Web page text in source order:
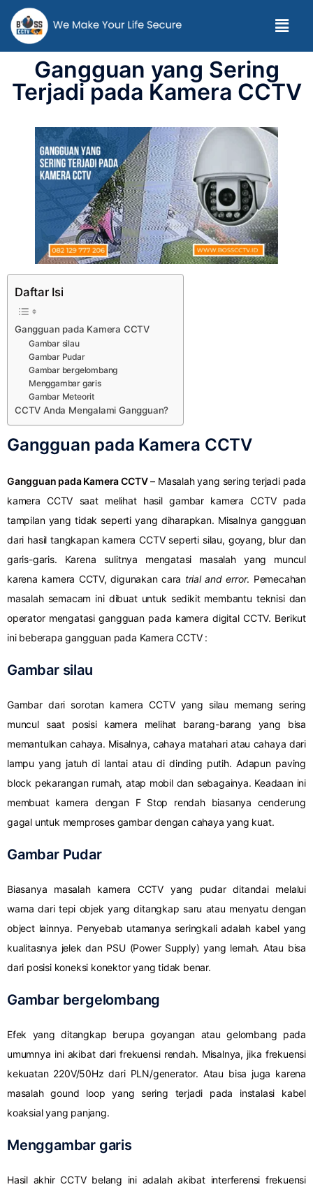
Gangguan yang Sering
Terjadi pada Kamera CCTV
Daftar Isi
Gangguan pada Kamera CCTV
Gambar silau
Gambar Pudar
Gambar bergelombang
Menggambar garis
Gambar Meteorit
CCTV Anda Mengalami Gangguan?
Gangguan pada Kamera CCTV
Gangguan pada Kamera CCTV– Masalah yang sering terjadi pada
kamera CCTV saat melihat hasil gambar kamera CCTV pada
tampilan yang tidak seperti yang diharapkan. Misalnya gangguan
dari hasil tangkapan kamera CCTV seperti silau, goyang, blur dan
garis-garis. Karena sulitnya mengatasi masalah yang muncul
karena kamera CCTV, digunakan cara trial and error. Pemecahan
masalah semacam ini dibuat untuk sedikit membantu teknisi dan
operator mengatasi gangguan pada kamera digital CCTV. Berikut
ini beberapa gangguan pada Kamera CCTV :
Gambar silau
Gambar dari sorotan kamera CCTV yang silau memang sering
muncul saat posisi kamera melihat barang-barang yang bisa
memantulkan cahaya. Misalnya, cahaya matahari atau cahaya dari
lampu yang jatuh di lantai atau di dinding putih. Adapun paving
block pekarangan rumah, atap mobil dan sebagainya. Keadaan ini
membuat kamera dengan F Stop rendah biasanya cenderung
gagal untuk memproses gambar dengan cahaya yang kuat.
Gambar Pudar
Biasanya masalah kamera CCTV yang pudar ditandai melalui
warna dari tepi objek yang ditangkap saru atau menyatu dengan
object lainnya. Penyebab utamanya seringkali adalah kabel yang
kualitasnya jelek dan PSU (Power Supply) yang lemah. Atau bisa
dari posisi koneksi konektor yang tidak benar.
Gambar bergelombang
Efek yang ditangkap berupa goyangan atau gelombang pada
umumnya ini akibat dari frekuensi rendah. Misalnya, jika frekuensi
kekuatan 220V/50Hz dari PLN/generator. Atau bisa juga karena
masalah gound loop yang sering terjadi pada instalasi kabel
koaksial yang panjang.
Menggambar garis
Hasil akhir CCTV belang ini adalah akibat interferensi frekuensi